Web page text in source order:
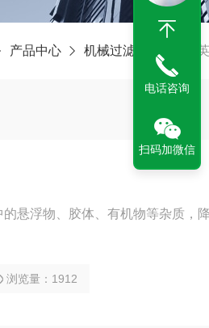
产品中心 机械过滤设备 石
悬浮物、胶体、有机物等杂质，
浏览量：1912
电话咨询
扫码加微信